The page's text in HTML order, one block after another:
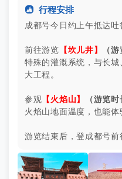
 行程安排
成都号今日约上午抵达吐
前往游览 【坎儿井】 （
特殊的灌溉系统，与长
大工程。
参观 【火焰山】 （游览
火焰山地面温度，也能体
游览结束后，登成都号前